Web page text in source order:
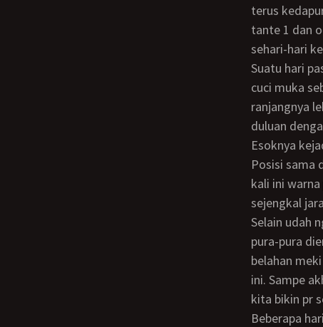
terus
tante 1 dan
sehari-hari
Suatu hari pas pulang *******, yah udah jam 2 kira-kira… gw langsung makan dan
cuci muka
ranjangnya
duluan
Esoknya kejadian kayak gini terulang lagi, tapi dia udah ganti baju daster tidurnya.
Posisi sama
kali ini
sejengkal
selain udah ngaceng berat (titit gw udah keras bangeeet). Gw coba colek dikit, terus
pura-pura
belahan
ini. Sampe
kita bikin pr
Beberapa hari kemudian gw pulang ******* sampe duluan dan tidur lebih awal. pas